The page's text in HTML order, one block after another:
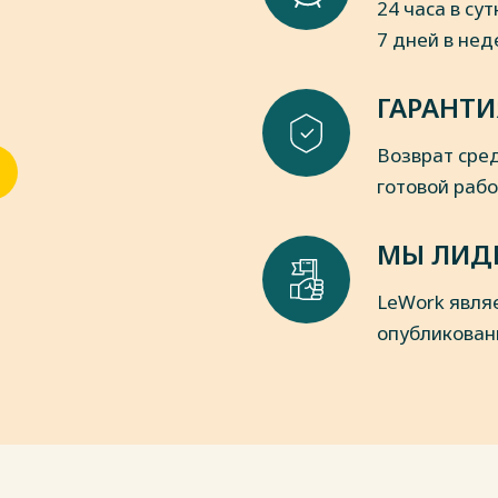
в детском возрасте. Л.С.
24 часа в
7 дней в
Возврат
готовой
МЫ
LeWork